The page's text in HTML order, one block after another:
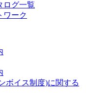
ログ一覧
ワーク
ボイス制度)に関する